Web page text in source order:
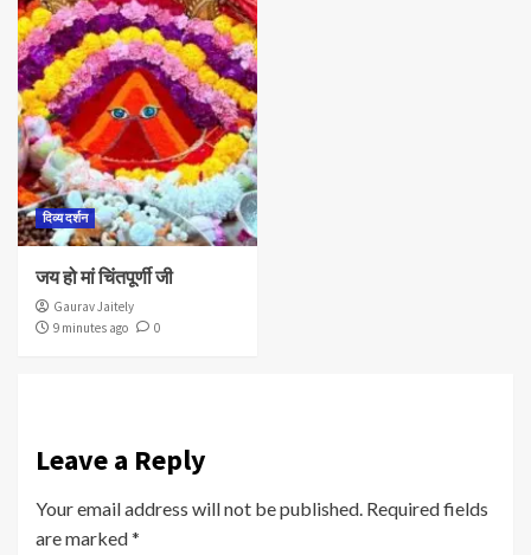
दिव्य दर्शन
जय हो मां चिंतपूर्णी जी
Gaurav Jaitely
9 minutes ago
0
Leave a Reply
Your email address will not be published. Required fields
are marked*